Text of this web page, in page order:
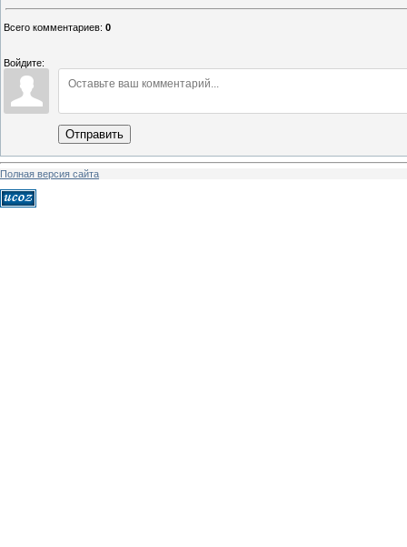
Всего комментариев: 0
Войдите:
Отправить
Полная версия сайта